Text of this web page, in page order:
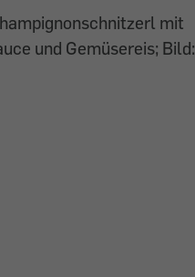
mit
und Gemüsereis; Bild: